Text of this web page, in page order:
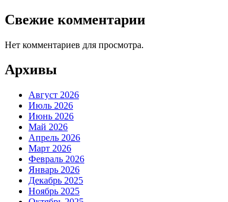
Свежие комментарии
Нет комментариев для просмотра.
Архивы
Август 2026
Июль 2026
Июнь 2026
Май 2026
Апрель 2026
Март 2026
Февраль 2026
Январь 2026
Декабрь 2025
Ноябрь 2025